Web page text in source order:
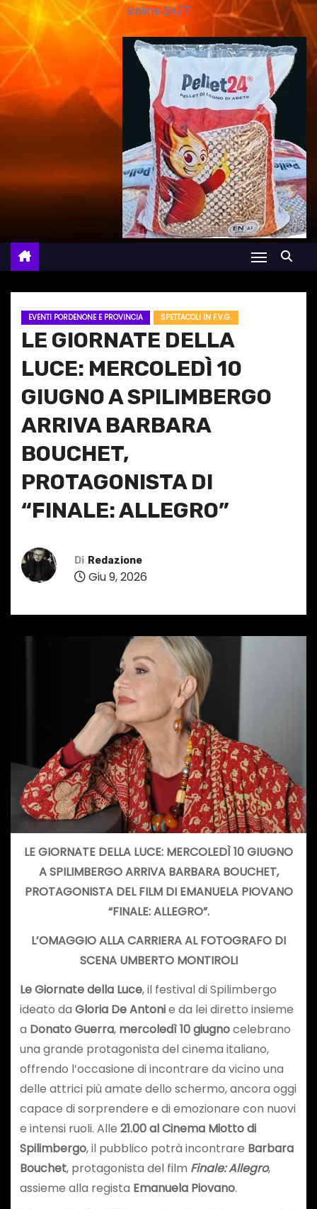
online 24/7
EVENTI PORDENONE E PROVINCIA SPETTACOLI IN F.V.G.
LE GIORNATE DELLA
LUCE: MERCOLEDÌ 10
GIUGNO A SPILIMBERGO
ARRIVA BARBARA
BOUCHET,
PROTAGONISTA DI
“FINALE: ALLEGRO”
Di Redazione
Giu 9, 2026
LE GIORNATE DELLA LUCE: MERCOLEDÌ 10 GIUGNO
A SPILIMBERGO ARRIVA BARBARA BOUCHET,
PROTAGONISTA DEL FILM DI EMANUELA PIOVANO
“FINALE: ALLEGRO”.
L’OMAGGIO ALLA CARRIERA AL FOTOGRAFO DI
SCENA UMBERTO MONTIROLI
Le Giornate della Luce, il festival di Spilimbergo
ideato da Gloria De Antonie da lei diretto insieme
a Donato Guerra, mercoledì 10 giugnocelebrano
una grande protagonista del cinema italiano,
offrendo l’occasione di incontrare da vicino una
delle attrici più amate dello schermo, ancora oggi
capace di sorprendere e di emozionare con nuovi
e intensi ruoli. Alle 21.00 al Cinema Miotto di
Spilimbergo, il pubblico potrà incontrare Barbara
Bouchet, protagonista del film Finale: Allegro,
assieme alla regista Emanuela Piovano.